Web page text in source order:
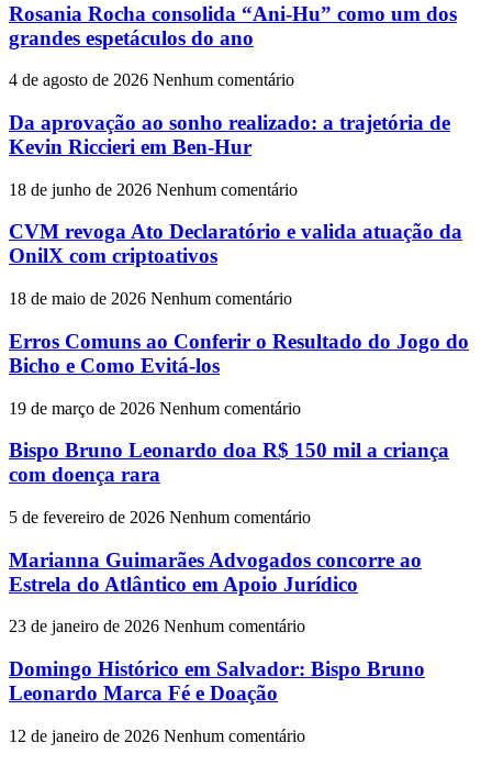
Rosania Rocha consolida “Ani-Hu” como um dos
grandes espetáculos do ano
4 de agosto de 2026 Nenhum comentário
Da aprovação ao sonho realizado: a trajetória de
Kevin Riccieri em Ben-Hur
18 de junho de 2026 Nenhum comentário
CVM revoga Ato Declaratório e valida atuação da
OnilX com criptoativos
18 de maio de 2026 Nenhum comentário
Erros Comuns ao Conferir o Resultado do Jogo do
Bicho e Como Evitá-los
19 de março de 2026 Nenhum comentário
Bispo Bruno Leonardo doa R$ 150 mil a criança
com doença rara
5 de fevereiro de 2026 Nenhum comentário
Marianna Guimarães Advogados concorre ao
Estrela do Atlântico em Apoio Jurídico
23 de janeiro de 2026 Nenhum comentário
Domingo Histórico em Salvador: Bispo Bruno
Leonardo Marca Fé e Doação
12 de janeiro de 2026 Nenhum comentário